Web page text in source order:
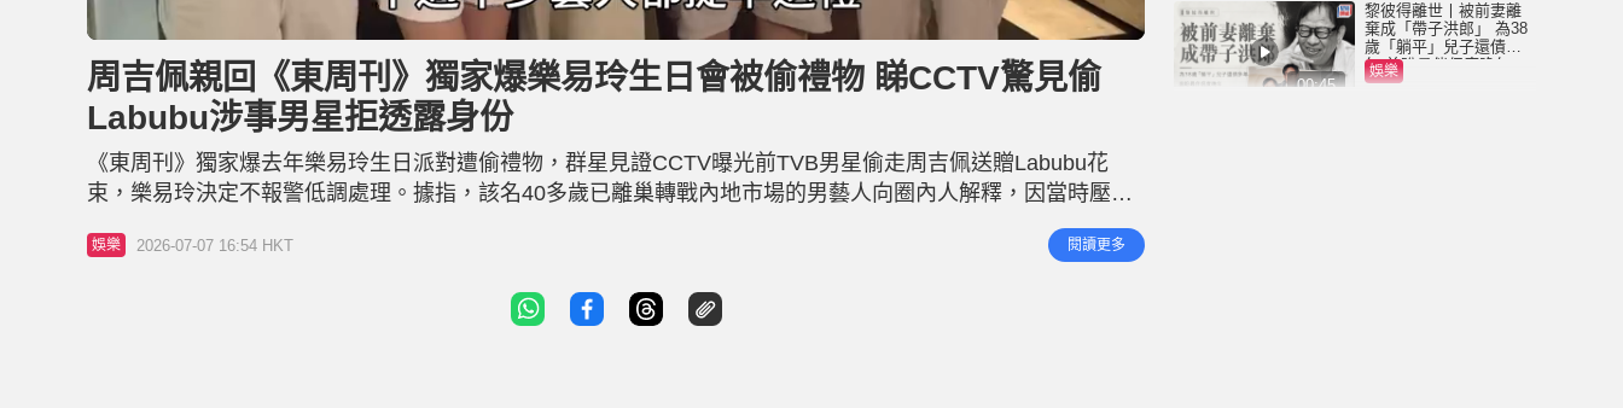
U
n
u
t
e
o
d
e
d
:
2
5
.
6
%
周吉佩親回《東周刊》獨家爆樂易玲生日會被偷禮物 睇CCTV驚見偷
Labubu涉事男星拒透露身份
《東周刊》獨家爆去年樂易玲生日派對遭偷禮物，群星見證CCTV曝光前TVB男星偷走周吉佩送贈Labubu花
束，樂易玲決定不報警低調處理。據指，該名40多歲已離巢轉戰內地市場的男藝人向圈內人解釋，因當時壓力
大及以為樂易玲不會察覺遺失了一份禮物才作出此行為，並感到後悔。周吉佩今日（7日）出席活動，受訪時承
認當日發生失竊事件。 周吉佩指當時這個人並未即場歸還 周吉佩表示因樂易玲很喜歡Labubu，於是為她
娛樂 2026-07-07 16:54 HKT 閱讀更多
00:45
黎彼得離世丨被前妻離
棄成「帶子洪郎」 為38
歲「躺平」兒子還債多
年 曾盼尋伴侶度晚年
娛樂